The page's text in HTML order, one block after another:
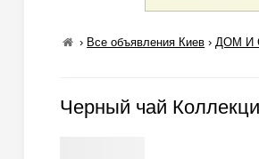
› Все объявления Киев ›ДОМ И
Черный чай